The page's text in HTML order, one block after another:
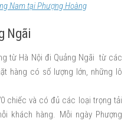
Nam tại Phượng Hoàng
Ngãi
từ Hà Nội đi Quảng Ngãi từ các
hàng có số lượng lớn, những lô
chiếc và có đủ các loại trọng tải
khách hàng. Mỗi ngày Phượng